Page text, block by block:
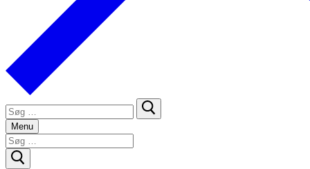
Søg
efter:
Menu
Søg
efter: